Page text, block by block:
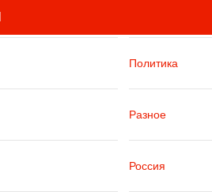
Политика
Разное
Россия